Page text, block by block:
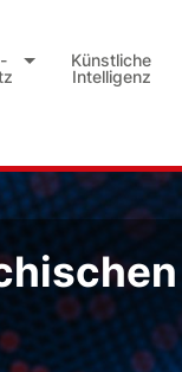
Künstliche
Intelligenz